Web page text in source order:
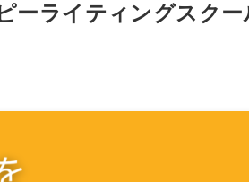
ーライティングスクー